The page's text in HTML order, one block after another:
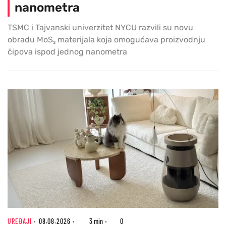
nanometra
TSMC i Tajvanski univerzitet NYCU razvili su novu
obradu MoS₂ materijala koja omogućava proizvodnju
čipova ispod jednog nanometra
UREĐAJI 08.08.2026 3 min 0